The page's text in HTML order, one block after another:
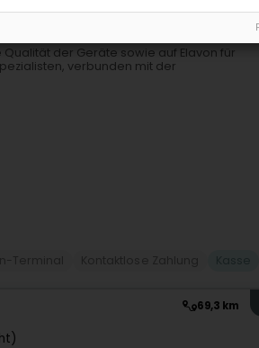
Qualität der Geräte sowie auf Elavon für
verbunden mit der
69,3 km